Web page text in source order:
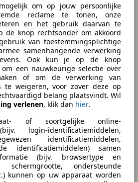
om op jouw persoonlijke
reclame te tonen, onze
en het gebruik daarvan te
de knop rechtsonder om akkoord
van toestemmingsplichtige
samenhangende verwerking
Ook kun je op de knop
een nauwkeurige selectie over
of om de verwerking van
te weigeren, voor zover deze op
belang plaatsvindt. Wil
verlenen, klik dan hier.
of soortgelijke online-
login-identificatiemiddelen,
identificatiemiddelen,
identificatiemiddelen) samen
(bijv. browsertype en
ondersteunde
kunnen op uw apparaat worden
PK | 7 Persoons | Full Options